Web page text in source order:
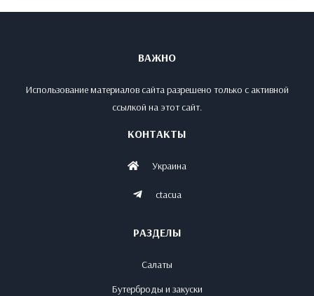
ВАЖНО
Использование материалов сайта разрешено только с активной
ссылкой на этот сайт.
КОНТАКТЫ
Украина
ctacua
РАЗДЕЛЫ
Салаты
Бутерброды и закуски